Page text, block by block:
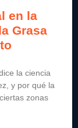
en la
Grasa
la ciencia
y por qué la
zonas